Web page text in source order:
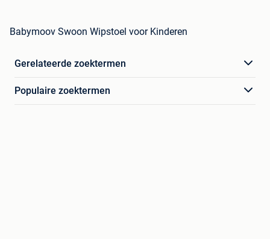
Babymoov Swoon Wipstoel voor Kinderen
Gerelateerde zoektermen
Populaire zoektermen